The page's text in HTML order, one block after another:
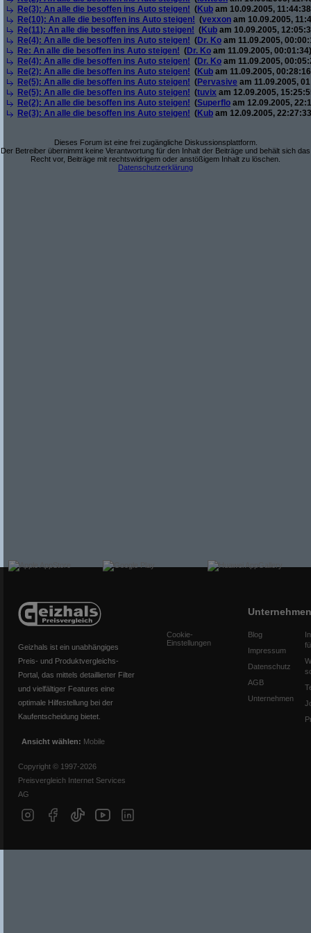
Re(3): An alle die besoffen ins Auto steigen! (Kub am 10.09.2005,
Re(10): An alle die besoffen ins Auto steigen! (vexxon am 10.09.2005,
Re(11): An alle die besoffen ins Auto steigen! (Kub am 10.09.2005,
Re(4): An alle die besoffen ins Auto steigen! (Dr. Ko am 11.09.2005,
Re: An alle die besoffen ins Auto steigen! (Dr. Ko am 11.09.2005, 00:01:34)
Re(4): An alle die besoffen ins Auto steigen! (Dr. Ko am 11.09.2005,
Re(2): An alle die besoffen ins Auto steigen! (Kub am 11.09.2005,
Re(5): An alle die besoffen ins Auto steigen! (Pervasive am 11.09.2005,
Re(5): An alle die besoffen ins Auto steigen! (tuvix am 12.09.2005,
Re(2): An alle die besoffen ins Auto steigen! (Superflo am 12.09.2005,
Re(3): An alle die besoffen ins Auto steigen! (Kub am 12.09.2005,
Dieses Forum ist eine frei zugängliche Diskussionsplattform.
Der Betreiber übernimmt keine Verantwortung für den Inhalt der Beiträge und behält sich das
Recht vor, Beiträge mit rechtswidrigem oder anstößigem Inhalt zu löschen.
Datenschutzerklärung
Geizhals ist ein unabhängiges
Preis- und Produktvergleichs-
Portal, das mittels detaillierter Filter
und vielfältiger Features eine
optimale Hilfestellung bei der
Kaufentscheidung bietet.
Ansicht wählen: Mobile
Copyright © 1997-2026
Preisvergleich Internet Services
AG
Cookie-
Einstellungen
Unternehmen
Blog
Impressum
Datenschutz
AGB
Unternehmen